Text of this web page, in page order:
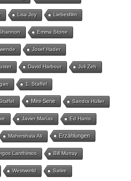
Lisa Joy Liebesfilm
Emma Stone
Josef Hader
David Harbour Juli Zeh
1. Staffel
Mini-Serie Sandra Hüller
Javier Marías Ed Harris
Mahershala Ali Erzählungen
Lanthimos Bill Murray
Westworld Satire